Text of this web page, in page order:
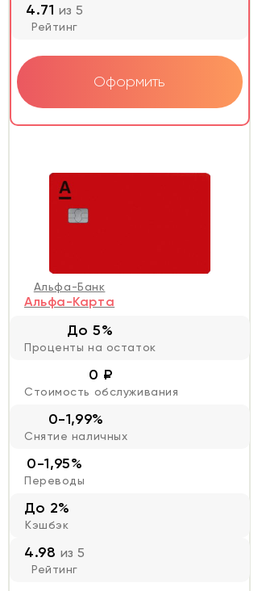
4.71 из 5
Рейтинг
Оформить
Альфа-Банк
Альфа-Карта
До 5%
Проценты на остаток
0 ₽
Стоимость обслуживания
0-1,99%
Снятие наличных
0-1,95%
Переводы
До 2%
Кэшбэк
4.98 из 5
Рейтинг